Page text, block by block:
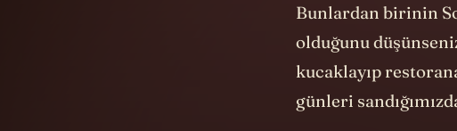
Bunlardan birinin
olduğunu
kucaklayıp
günleri